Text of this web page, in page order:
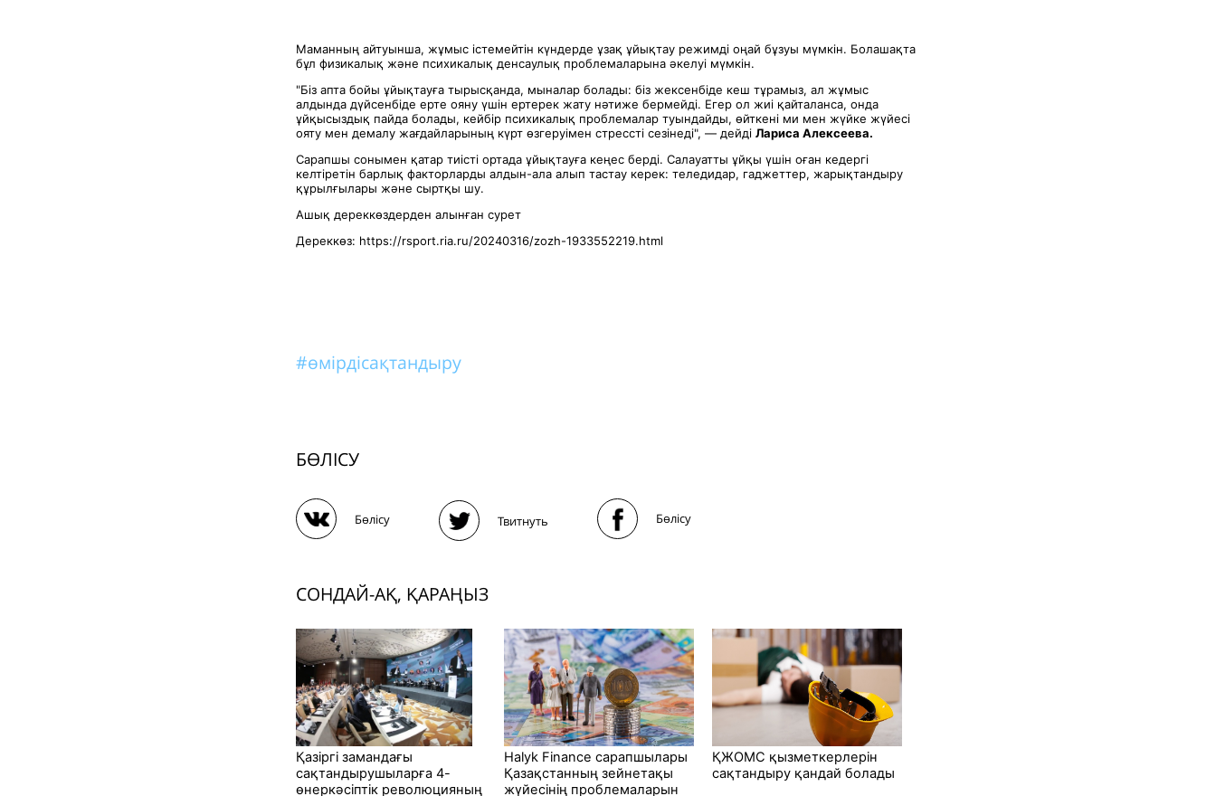
Маманның айтуынша, жұмыс істемейтін күндерде ұзақ ұйықтау режимді оңай бұзуы мүмкін. Болашақта
бұл физикалық және психикалық денсаулық проблемаларына әкелуі мүмкін.
"Біз апта бойы ұйықтауға тырысқанда, мыналар болады: біз жексенбіде кеш тұрамыз, ал жұмыс
алдында дүйсенбіде ерте ояну үшін ертерек жату нәтиже бермейді. Егер ол жиі қайталанса, онда
ұйқысыздық пайда болады, кейбір психикалық проблемалар туындайды, өйткені ми мен жүйке жүйесі
ояту мен демалу жағдайларының күрт өзгеруімен стрессті сезінеді", — дейді Лариса Алексеева.
Сарапшы сонымен қатар тиісті ортада ұйықтауға кеңес берді. Салауатты ұйқы үшін оған кедергі
келтіретін барлық факторларды алдын-ала алып тастау керек: теледидар, гаджеттер, жарықтандыру
құрылғылары және сыртқы шу.
Ашық дереккөздерден алынған сурет
Дереккөз: https://rsport.ria.ru/20240316/zozh-1933552219.html
#өмірдісақтандыру
БӨЛІСУ
Бөлісу Твитнуть Бөлісу
СОНДАЙ-АҚ, ҚАРАҢЫЗ
Қазіргі замандағы
сақтандырушыларға 4-
өнеркәсіптік революцияның
Halyk Finance сарапшылары
Қазақстанның зейнетақы
жүйесінің проблемаларын
ҚЖОМС қызметкерлерін
сақтандыру қандай болады